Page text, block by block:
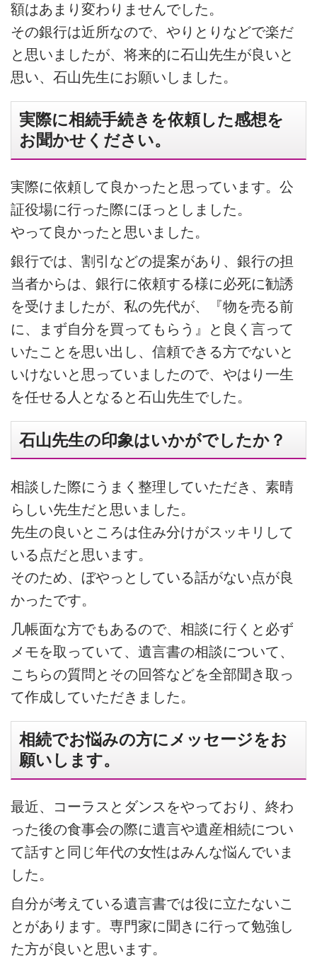
額はあまり変わりませんでした。
その銀行は近所なので、やりとりなどで楽だ
と思いましたが、将来的に石山先生が良いと
思い、石山先生にお願いしました。
実際に相続手続きを依頼した感想を
お聞かせください。
実際に依頼して良かったと思っています。公
証役場に行った際にほっとしました。
やって良かったと思いました。
銀行では、割引などの提案があり、銀行の担
当者からは、銀行に依頼する様に必死に勧誘
を受けましたが、私の先代が、『物を売る前
に、まず自分を買ってもらう』と良く言って
いたことを思い出し、信頼できる方でないと
いけないと思っていましたので、やはり一生
を任せる人となると石山先生でした。
石山先生の印象はいかがでしたか？
相談した際にうまく整理していただき、素晴
らしい先生だと思いました。
先生の良いところは住み分けがスッキリして
いる点だと思います。
そのため、ぼやっとしている話がない点が良
かったです。
几帳面な方でもあるので、相談に行くと必ず
メモを取っていて、遺言書の相談について、
こちらの質問とその回答などを全部聞き取っ
て作成していただきました。
相続でお悩みの方にメッセージをお
願いします。
最近、コーラスとダンスをやっており、終わ
った後の食事会の際に遺言や遺産相続につい
て話すと同じ年代の女性はみんな悩んでいま
した。
自分が考えている遺言書では役に立たないこ
とがあります。専門家に聞きに行って勉強し
た方が良いと思います。